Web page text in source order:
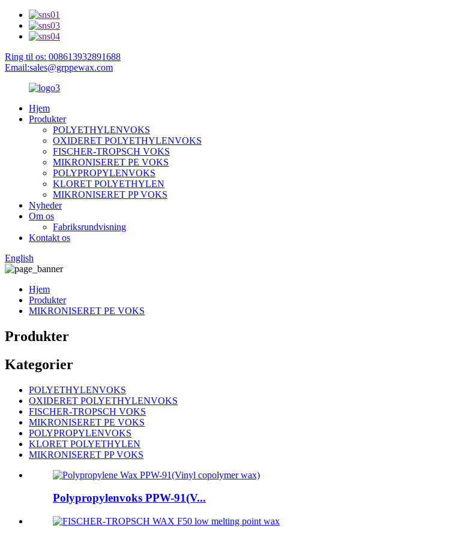
Ring til os: 008613932891688
Email:sales@grppewax.com
Hjem
Produkter
POLYETHYLENVOKS
OXIDERET POLYETHYLENVOKS
FISCHER-TROPSCH VOKS
MIKRONISERET PE VOKS
POLYPROPYLENVOKS
KLORET POLYETHYLEN
MIKRONISERET PP VOKS
Nyheder
Om os
Fabriksrundvisning
Kontakt os
English
Hjem
Produkter
MIKRONISERET PE VOKS
Produkter
Kategorier
POLYETHYLENVOKS
OXIDERET POLYETHYLENVOKS
FISCHER-TROPSCH VOKS
MIKRONISERET PE VOKS
POLYPROPYLENVOKS
KLORET POLYETHYLEN
MIKRONISERET PP VOKS
Polypropylenvoks PPW-91(V...